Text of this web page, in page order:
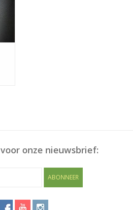
onze nieuwsbrief:
ABONNEER